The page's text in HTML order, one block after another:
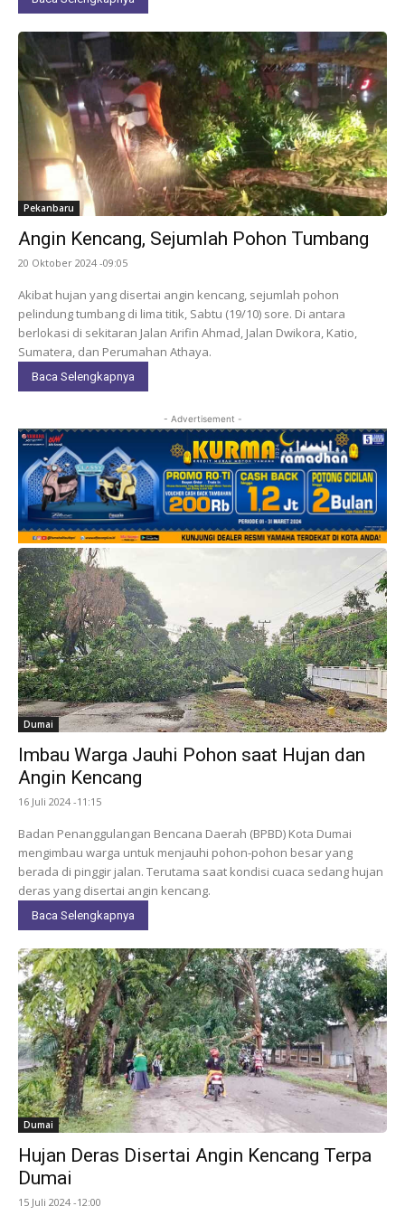
Pekanbaru
Angin Kencang, Sejumlah Pohon Tumbang
20 Oktober 2024 -09:05
Akibat hujan yang disertai angin kencang, sejumlah pohon
pelindung tumbang di lima titik, Sabtu (19/10) sore. Di antara
berlokasi di sekitaran Jalan Arifin Ahmad, Jalan Dwikora, Katio,
Sumatera, dan Perumahan Athaya.
Baca Selengkapnya
- Advertisement -
Dumai
Imbau Warga Jauhi Pohon saat Hujan dan
Angin Kencang
16 Juli 2024 -11:15
Badan Penanggulangan Bencana Daerah (BPBD) Kota Dumai
mengimbau warga untuk menjauhi pohon-pohon besar yang
berada di pinggir jalan. Terutama saat kondisi cuaca sedang hujan
deras yang disertai angin kencang.
Baca Selengkapnya
Dumai
Hujan Deras Disertai Angin Kencang Terpa
Dumai
15 Juli 2024 -12:00